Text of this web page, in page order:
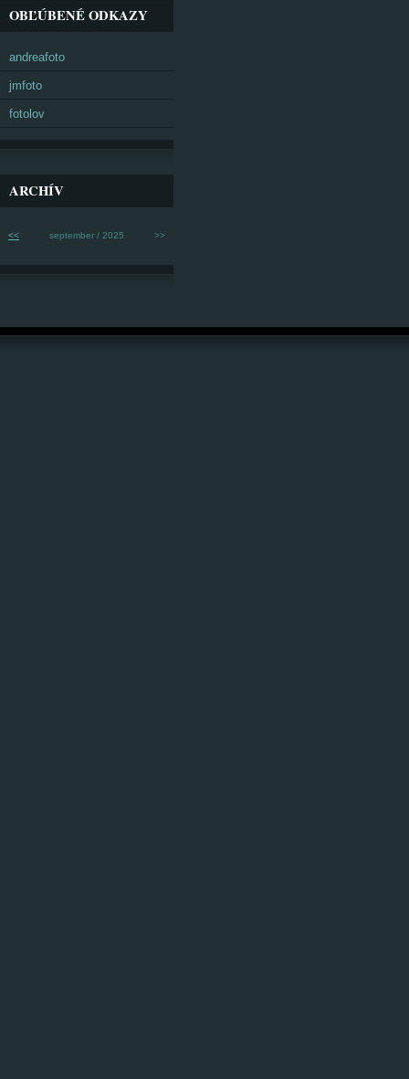
OBĽÚBENÉ ODKAZY
andreafoto
jmfoto
fotolov
ARCHÍV
<< september / 2025 >>